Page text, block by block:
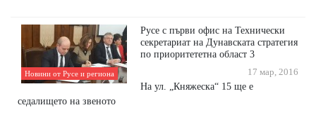
Новини от Русе и региона
Русе с първи офис на Технически
секретариат на Дунавската стратегия
по приоритететна област 3
17 мар, 2016
На ул. „Княжеска“ 15 ще е
седалището на звеното